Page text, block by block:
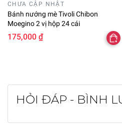
CHƯA CẬP NHẬT
Bánh nướng mè Tivoli Chibon
Moegino 2 vị hộp 24 cái
175,000 ₫
HỎI ĐÁP - BÌNH